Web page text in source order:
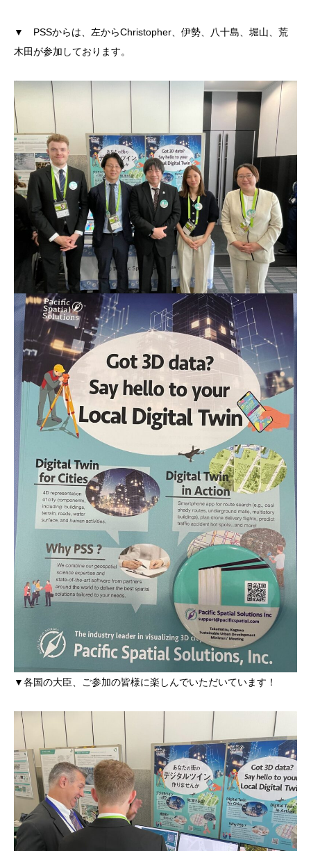
▼ PSSからは、左からChristopher、伊勢、八十島、堀山、荒
木田が参加しております。
▼各国の大臣、ご参加の皆様に楽しんでいただいています！